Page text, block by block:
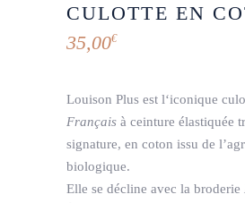
CULOTTE EN
35,00€
Louison Plus est l‘iconique
Français à ceinture élastiquée
signature, en coton issu de
biologique.
Elle se décline avec la broderie